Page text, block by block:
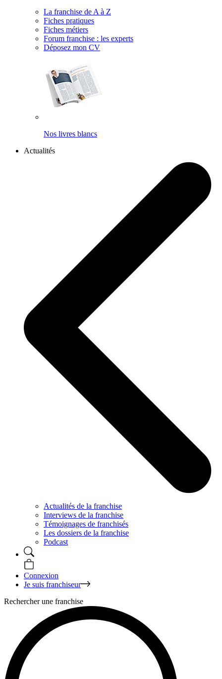
La franchise de A à Z
Fiches pratiques
Fiches métiers
Forum franchise : les experts
Déposez mon CV
Nos livres blancs
Actualités
Actualités de la franchise
Interviews de la franchise
Témoignages de franchisés
Les dossiers de la franchise
Podcast
Connexion
Je suis franchiseur
Rechercher une franchise